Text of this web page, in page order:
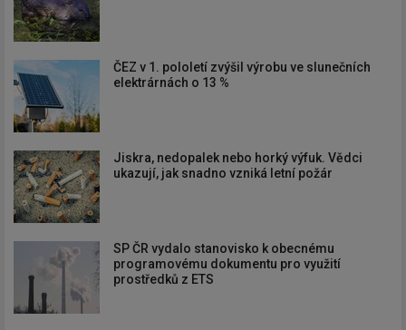
ČEZ v 1. pololetí zvýšil výrobu ve slunečních
elektrárnách o 13 %
Jiskra, nedopalek nebo horký výfuk. Vědci
ukazují, jak snadno vzniká letní požár
SP ČR vydalo stanovisko k obecnému
programovému dokumentu pro využití
prostředků z ETS